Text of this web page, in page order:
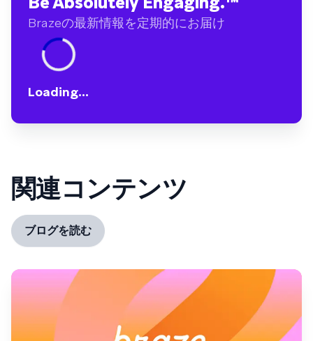
Brazeの最新情報を定期的にお届け
Loading...
関連コンテンツ
ブログを読む